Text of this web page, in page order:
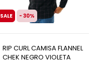
SALE - 30%
RIP CURL CAMISA FLANNEL
CHEK NEGRO VIOLETA